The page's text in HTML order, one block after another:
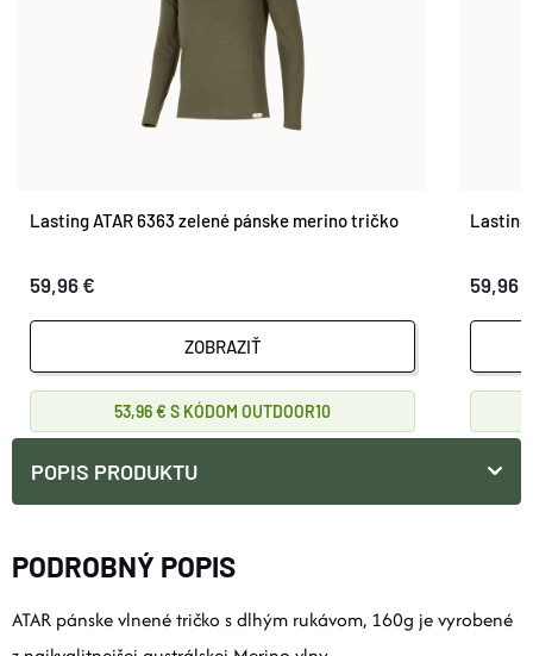
Lasting ATAR 6363 zelené pánske merino tričko
59,96 €
ZOBRAZIŤ
53,96 € OUTDOOR10
Lasting
59,96
POPIS PRODUKTU
PODROBNÝ POPIS
ATAR pánske vlnené tričko s dlhým rukávom, 160g je vyrobené